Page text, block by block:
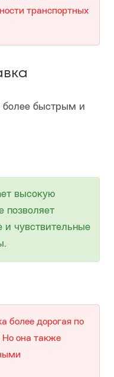
транспортных
быстрым и
высокую
позволяет
и чувствительные
более дорогая по
Но она также